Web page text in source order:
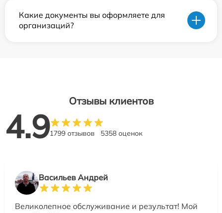
Какие документы вы оформляете для
организаций?
Отзывы клиентов
4.91799 отзывов 5358 оценок
Васильев Андрей
Великолепное обслуживание и результат! Мой